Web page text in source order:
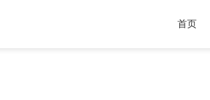
首页